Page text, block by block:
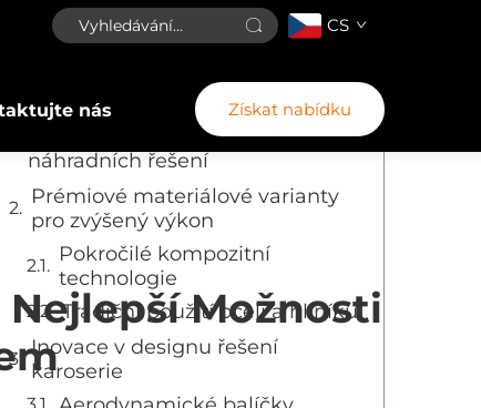
CS
nás Získat nabídku
Nejlepší Možnosti
Obsah
Transformace trhu luxusních SUV
pomocí vysoce kvalitních
náhradních řešení
Prémiové materiálové varianty
pro zvýšený výkon
Pokročilé kompozitní
technologie
Tradiční použití oceli a hliníku
Inovace v designu řešení
karoserie